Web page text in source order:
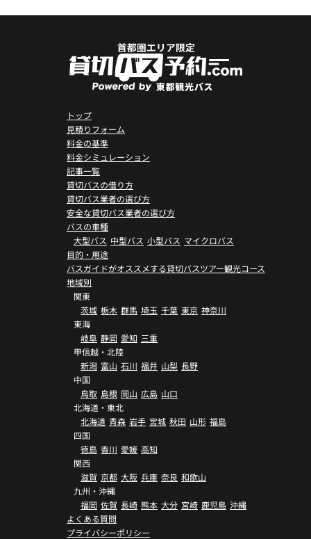
トップ
見積りフォーム
料金の基準
料金シミュレーション
記事一覧
貸切バスの借り方
貸切バス業者の選び方
安全な貸切バス業者の選び方
バスの車種
大型バス 中型バス 小型バス マイクロバス
目的・用途
バスガイドがオススメする貸切バスツアー観光コース
地域別
関東
茨城 栃木 群馬 埼玉 千葉 東京 神奈川
東海
岐阜 静岡 愛知 三重
甲信越・北陸
新潟 富山 石川 福井 山梨 長野
中国
鳥取 島根 岡山 広島 山口
北海道・東北
北海道 青森 岩手 宮城 秋田 山形 福島
四国
徳島 香川 愛媛 高知
関西
滋賀 京都 大阪 兵庫 奈良 和歌山
九州・沖縄
福岡 佐賀 長崎 熊本 大分 宮崎 鹿児島 沖縄
よくある質問
プライバシーポリシー